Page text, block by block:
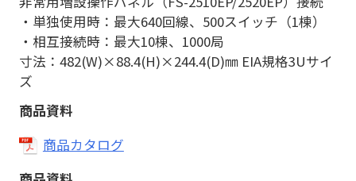
・単独使用時：最大640回線、500スイッチ（1棟）
・相互接続時：最大10棟、1000局
寸法：482(W)×88.4(H)×244.4(D)㎜ EIA規格3Uサイ
ズ
商品カタログ